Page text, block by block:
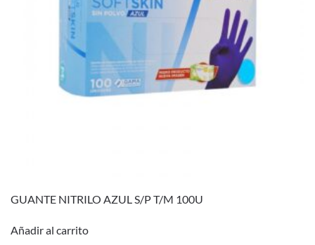
GUANTE NITRILO AZUL S/P T/M 100U
Añadir al carrito